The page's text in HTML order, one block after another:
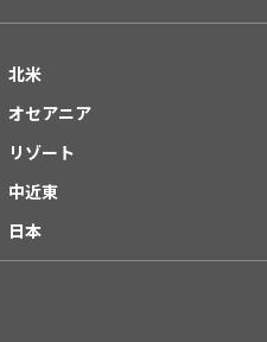
北米
オセアニア
リゾート
中近東
日本